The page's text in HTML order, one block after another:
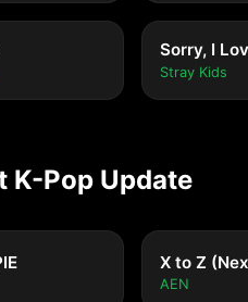
Sorry, I
Stray Kids
K-Pop Update
X to Z
AEN